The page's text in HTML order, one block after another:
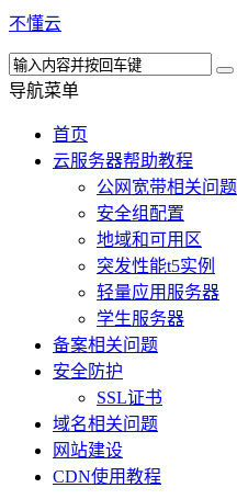
不懂云
导航菜单
首页
云服务器帮助教程
公网宽带相关问题
安全组配置
地域和可用区
突发性能t5实例
轻量应用服务器
学生服务器
备案相关问题
安全防护
SSL证书
域名相关问题
网站建设
CDN使用教程